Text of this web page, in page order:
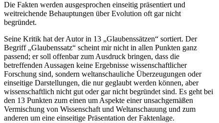
Die Fakten werden ausgesprochen einseitig präsentiert und
weitreichende Behauptungen über Evolution oft gar nicht
begründet.
Seine Kritik hat der Autor in 13 „Glaubenssätzen“ sortiert. Der
Begriff „Glaubenssatz“ scheint mir nicht in allen Punkten ganz
passend; er soll offenbar zum Ausdruck bringen, dass die
betreffenden Aussagen keine Ergebnisse wissenschaftlicher
Forschung sind, sondern weltanschauliche Überzeugungen oder
einseitige Darstellungen, die nur geglaubt werden können, aber
wissenschaftlich nicht gut oder gar nicht begründet sind. Es geht bei
den 13 Punkten zum einen um Aspekte einer unsachgemäßen
Vermischung von Wissenschaft und Weltanschauung und zum
anderen um eine einseitige Präsentation der Faktenlage.